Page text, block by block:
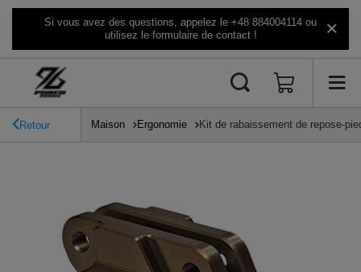
Si vous avez des questions, appelez le +48 884004114 ou
utilisez le formulaire de contact !
Retour Maison Ergonomie Kit de rabaissement de repose-